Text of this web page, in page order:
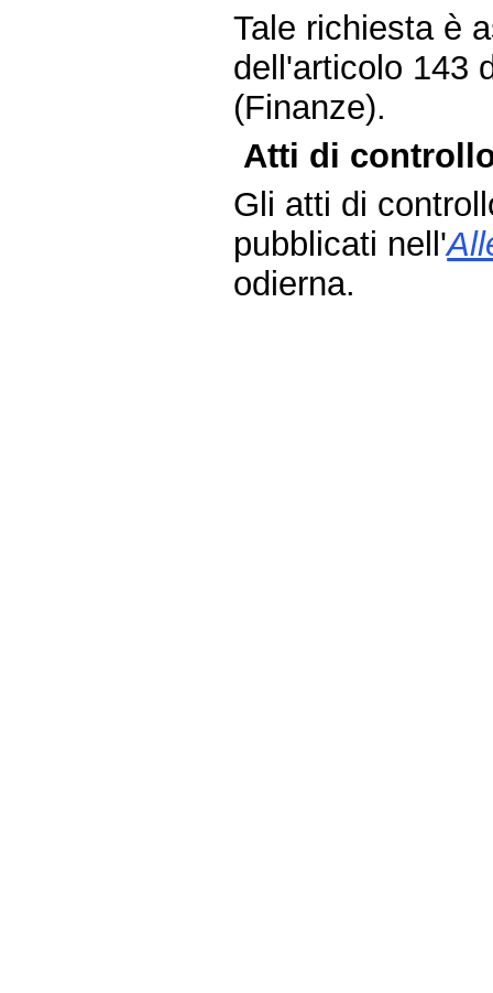
Tale richiesta è
dell'articolo 143
(Finanze).
Atti di
Gli atti di
pubblicati nell'
odierna.